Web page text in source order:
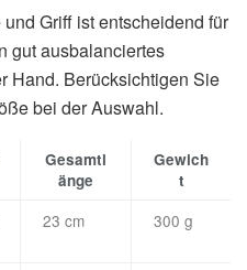
Griff ist entscheidend für
gut ausbalanciertes
Hand. Berücksichtigen Sie
bei der Auswahl.
Gesamtl
änge
Gewich
t
23 cm 300 g